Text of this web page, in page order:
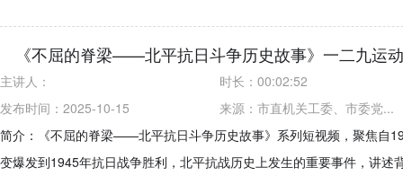
《不屈的脊梁——北平抗日斗争历史故事》一二九运动
主讲人： 时长： 00:02:52
发布时间：2025-10-15
来源： 市直机关工委、市委党...
简介：《不屈的脊梁——北平抗日斗争历史故事》系列短视频，聚焦自
变爆发到1945年抗日战争胜利，北平抗战历史上发生的重要事件，讲述